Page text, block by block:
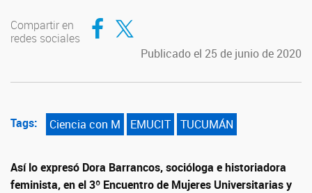
Compartir en
redes sociales
Compartir en Facebook
Compartir en Twitter
Publicado el 25 de junio de 2020
Tags: Ciencia con M EMUCIT TUCUMÁN
Así lo expresó Dora Barrancos, socióloga e historiadora
feminista, en el 3º Encuentro de Mujeres Universitarias y